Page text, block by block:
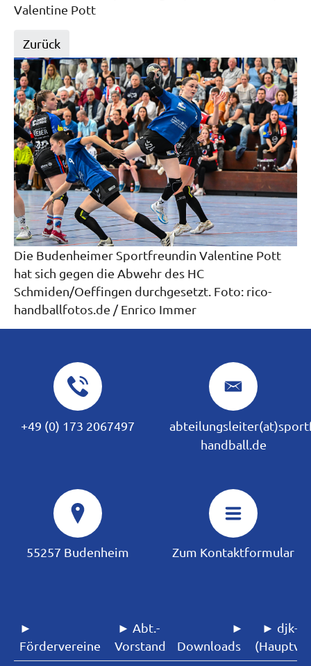
Valentine Pott
Zurück
Die Budenheimer Sportfreundin Valentine Pott
hat sich gegen die Abwehr des HC
Schmiden/Oeffingen durchgesetzt. Foto: rico-
handballfotos.de / Enrico Immer
+49 (0) 173 2067497
handball.de
55257 Budenheim Zum Kontaktformular
►
Fördervereine
► Abt.-
Vorstand
►
Downloads
► djk-